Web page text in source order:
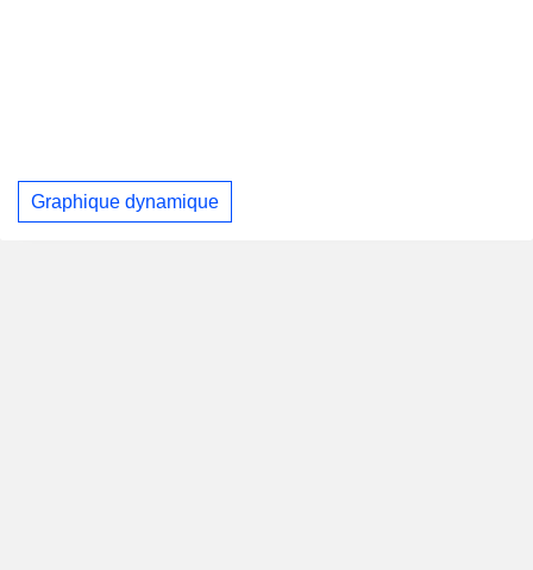
Graphique dynamique